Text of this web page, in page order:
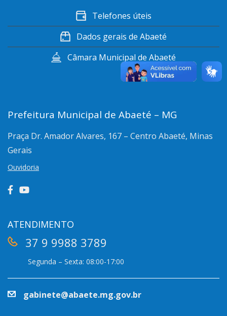
Telefones úteis
Dados gerais de Abaeté
Câmara Municipal de Abaeté
Prefeitura Municipal de Abaeté – MG
Praça Dr. Amador Alvares, 167 – Centro Abaeté, Minas
Gerais
Ouvidoria
ATENDIMENTO
37 9 9988 3789
Segunda – Sexta: 08:00-17:00
gabinete@abaete.mg.gov.br